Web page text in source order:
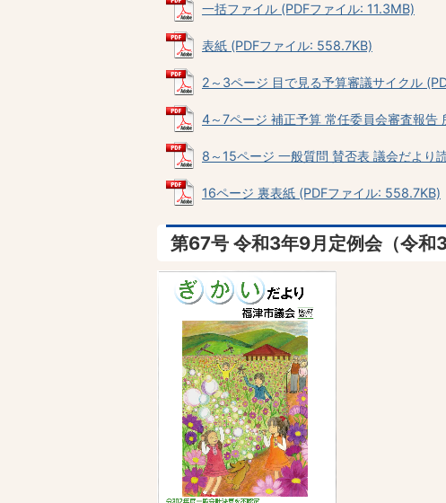
一括ファイル (PDFファイル: 11.3MB)
表紙 (PDFファイル: 558.7KB)
2～3ページ 目で見る予算審議サイクル
4～7ページ 補正予算 常任委員会審査報告
8～15ページ 一般質問 賛否表 議会だより
16ページ 裏表紙 (PDFファイル: 558.7KB)
第67号 令和3年9月定例会（令和3